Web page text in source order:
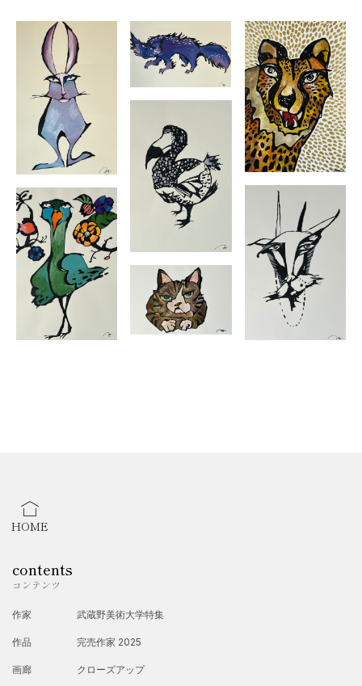
阪）
2016.12 グループ展 「謹賀干支展 酉 2017」
（magatama/大阪）
2017.3 川西まちなか美術館にて展示、ターナー色彩株式会社賞
受賞
2017.3 展示販売（ヘアサロンBouclettes）
2019.3 グループ展 「ura art exhibition」 （MIRAIE
Gallery／大阪）
●WORKS●
・写真スタジオ STUDIO6 （背景黒板アート）
・餃子食堂なんともはや （ショップイラスト）
・古着屋Nardis (ショップイラスト）
HOME
contents
コンテンツ
作家
作品
画廊
武蔵野美術大学特集
完売作家 2025
クローズアップ